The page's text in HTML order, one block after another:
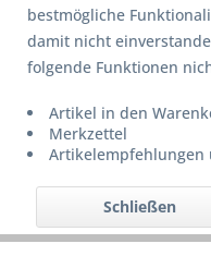
bestmögliche
damit nicht
folgende Funktionen
Artikel in den
Merkzettel
Artikelempfehlungen
Schließen